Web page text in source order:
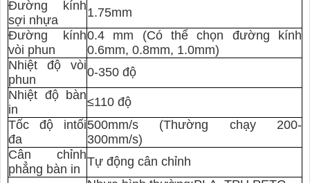
Đường kính
sợi nhựa
1.75mm
Đường kính
vòi phun
0.4 mm (Có thể chọn đường kính
0.6mm, 0.8mm, 1.0mm)
Nhiệt độ vòi
phun
0-350 độ
Nhiệt độ bàn
in
≤110 độ
Tốc độ intối
đa
500mm/s (Thường chạy 200-
300mm/s)
Cân chỉnh
phẳng bàn in
Tự động cân chỉnh